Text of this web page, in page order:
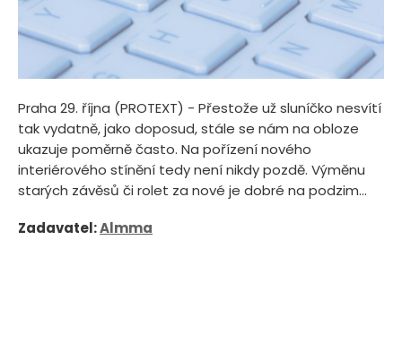
Praha 29. října (PROTEXT) - Přestože už sluníčko nesvítí
tak vydatně, jako doposud, stále se nám na obloze
ukazuje poměrně často. Na pořízení nového
interiérového stínění tedy není nikdy pozdě. Výměnu
starých závěsů či rolet za nové je dobré na podzim...
Zadavatel:Almma